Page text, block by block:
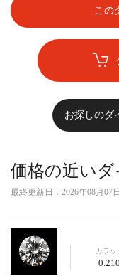
この
お探しのダ
価格の近い
最終更新日： 2026年08月07日
カラッ
0.210